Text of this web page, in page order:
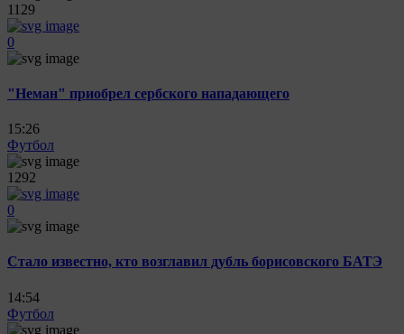
1129
0
"Неман" приобрел сербского нападающего
15:26
Футбол
1292
0
Стало известно, кто возглавил дубль борисовского БАТЭ
14:54
Футбол